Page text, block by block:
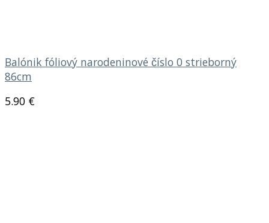
Balónik fóliový narodeninové číslo 0 strieborný
86cm
5.90 €